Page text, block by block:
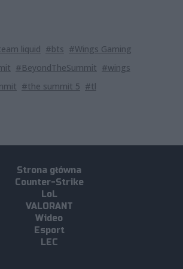
liquid #bts #Wings Gaming
#BeyondTheSummit #wings
#the summit 5 #tl
Strona główna
Counter-Strike
LoL
VALORANT
Wideo
Esport
LEC